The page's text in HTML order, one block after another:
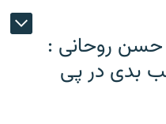
حسن روحانی :
بدی در پی